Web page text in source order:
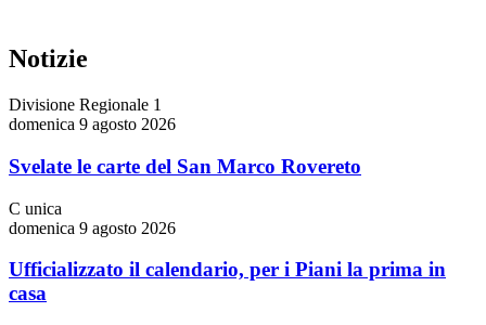
Notizie
Divisione Regionale 1
domenica 9 agosto 2026
Svelate le carte del San Marco Rovereto
C unica
domenica 9 agosto 2026
Ufficializzato il calendario, per i Piani la prima in
casa